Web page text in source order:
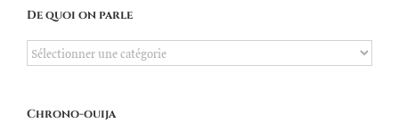
De quoi on parle
De
parle
Chrono-ouija